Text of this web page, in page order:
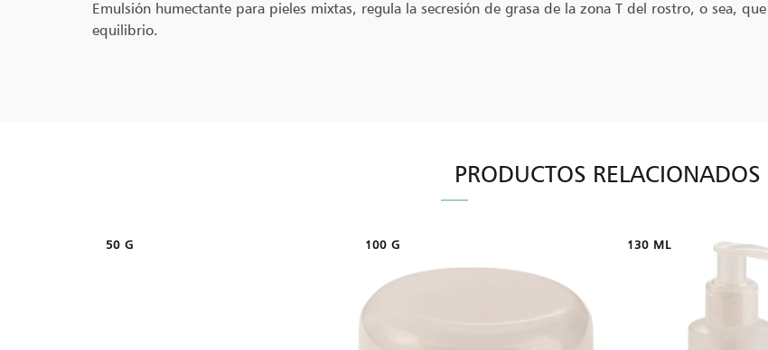
Emulsión humectante para pieles mixtas, regula la secresión de grasa de la zona T del rostro, o sea,
equilibrio.
PRODUCTOS RELACIONADOS
50 G 100 G 130 ML